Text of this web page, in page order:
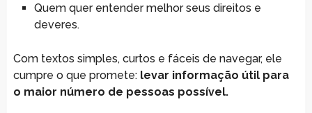
Quem quer entender melhor seus direitos e
deveres.
Com textos simples, curtos e fáceis de navegar, ele
cumpre o que promete: levar informação útil para
o maior número de pessoas possível.